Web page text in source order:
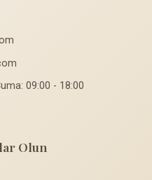
09:00 - 18:00
Olun